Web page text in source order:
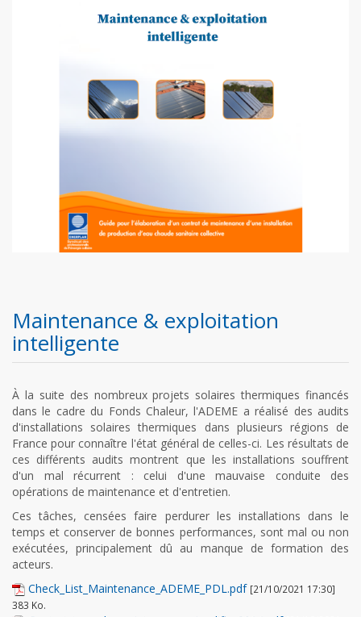
Maintenance & exploitation
intelligente
À la suite des nombreux projets solaires thermiques financés
dans le cadre du Fonds Chaleur, l'ADEME a réalisé des audits
d'installations solaires thermiques dans plusieurs régions de
France pour connaître l'état général de celles-ci. Les résultats de
ces différents audits montrent que les installations souffrent
d'un mal récurrent : celui d'une mauvaise conduite des
opérations de maintenance et d'entretien.
Ces tâches, censées faire perdurer les installations dans le
temps et conserver de bonnes performances, sont mal ou non
exécutées, principalement dû au manque de formation des
acteurs.
Check_List_Maintenance_ADEME_PDL.pdf [21/10/2021 17:30]
383 Ko.